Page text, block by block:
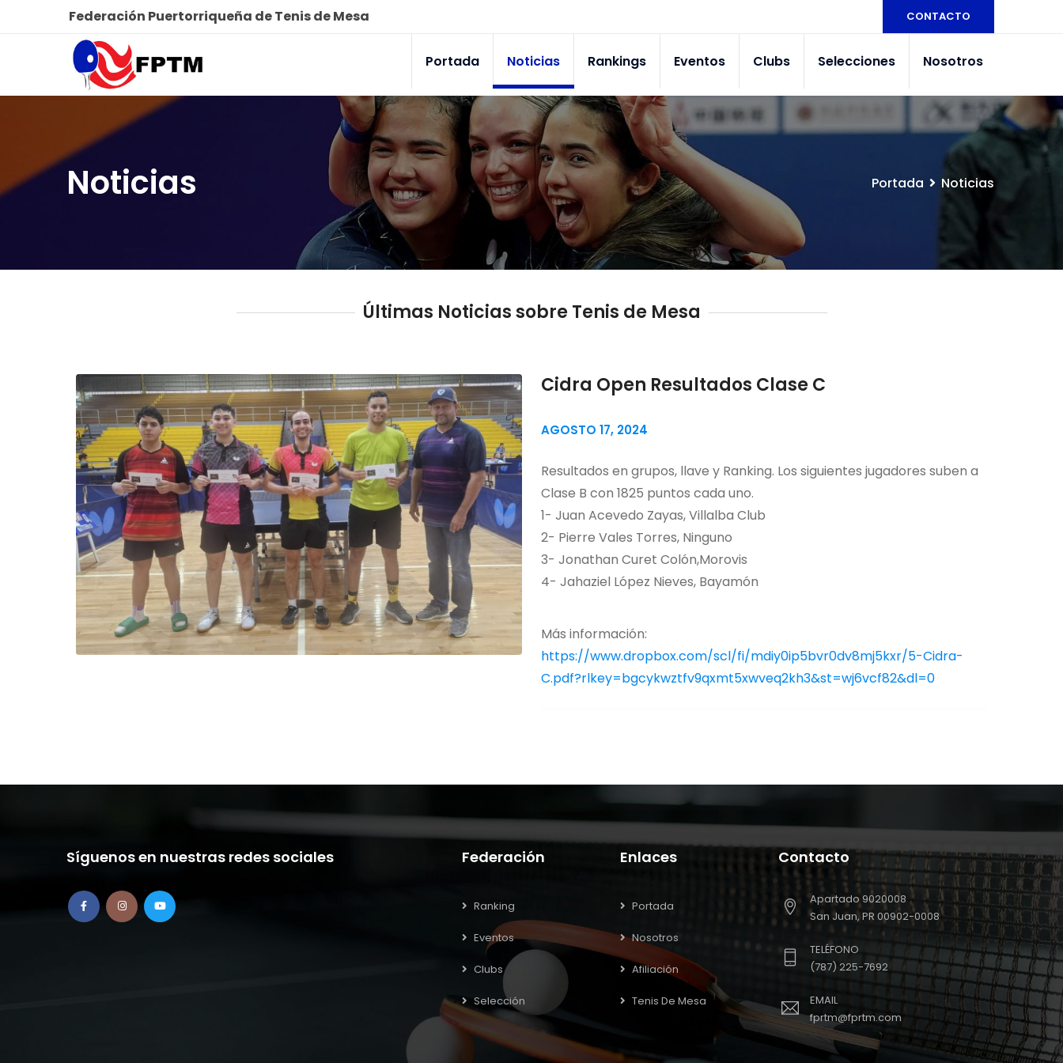
Federación Puertorriqueña de Tenis de Mesa CONTACTO
Portada Noticias Rankings Eventos Clubs Selecciones Nosotros
Noticias Portada Noticias
Últimas Noticias sobre Tenis de Mesa
Cidra Open Resultados Clase C
AGOSTO 17, 2024
Resultados en grupos, llave y Ranking. Los siguientes jugadores suben a
Clase B con 1825 puntos cada uno.
1- Juan Acevedo Zayas, Villalba Club
2- Pierre Vales Torres, Ninguno
3- Jonathan Curet Colón,Morovis
4- Jahaziel López Nieves, Bayamón
Más información:
https://www.dropbox.com/scl/fi/mdiy0ip5bvr0dv8mj5kxr/5-Cidra-
C.pdf?rlkey=bgcykwztfv9qxmt5xwveq2kh3&st=wj6vcf82&dl=0
Síguenos en nuestras redes sociales Federación
Ranking
Eventos
Clubs
Selección
Enlaces
Portada
Nosotros
Afiliación
Tenis De Mesa
Contacto
Apartado 9020008
San Juan, PR 00902-0008
TELÉFONO
(787) 225-7692
EMAIL
fprtm@fprtm.com